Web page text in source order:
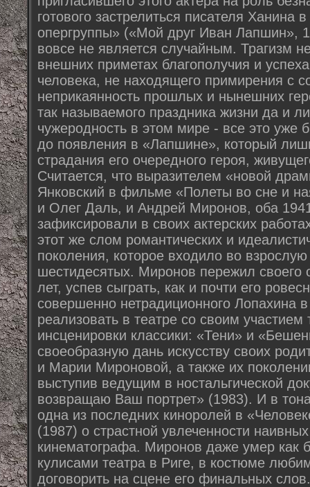
готового застрелиться писателя Ханина
опергруппы» («Мой друг Иван Лапшин»,
вовсе не является случайным. Трагизм
внешних приметах благополучия и
человека, не находящего примирения с
неприкаянность прошлых и нынешних
так называемого праздника жизни да и
чужеродность в этом мире - все это
до появления в «Лапшине», который
страдания его очередного героя,
Считается, что выразителем «новой
Янковский в фильме «Полеты во сне и
и Олег Даль, и Андрей Миронов, оба
зафиксировали в своих актерских
этот же слом романтических и
поколения, которое входило во
шестидесятых. Миронов пережил своего
лет, успев сыграть, как и почти его
совершенно нетрадиционного Лопахина
реализовать в театре со своим
инсценировки классики: «Тени» и
своеобразную дань искусству своих
и Марии Мироновой, а также их
выступив ведущим в ностальгической
возвращаю Ваш портрет» (1983). И в
одна из последних киноролей в
(1987) о страстной увлеченности
кинематографа. Миронов даже умер как
кулисами театра в Риге, в костюме
договорить на сцене его финальных